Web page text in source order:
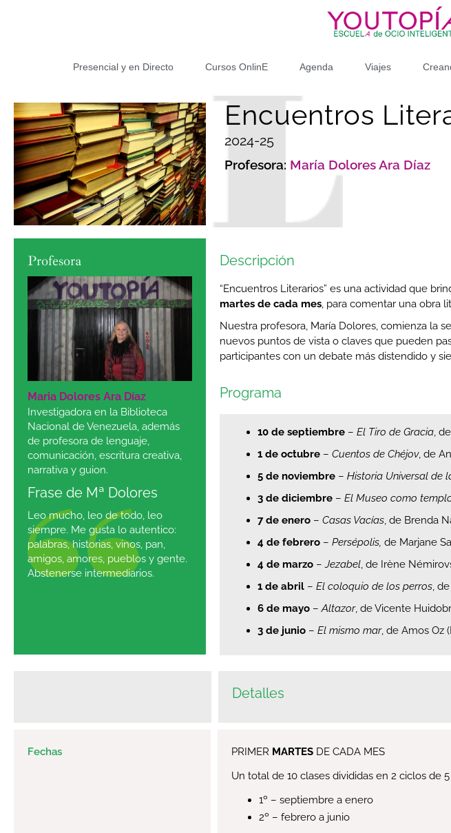
Presencial y en Directo Cursos OnlinE Agenda Viajes
Encuentros
2024-25
Profesora: María Dolores Ara Díaz
Profesora
Maria Dolores Ara Díaz
Investigadora en la Biblioteca
Nacional de Venezuela, además
de profesora de lenguaje,
comunicación, escritura creativa,
narrativa y guion.
Frase de Mª Dolores
Leo mucho, leo de todo, leo
siempre. Me gusta lo autentico:
palabras, historias, vinos, pan,
amigos, amores, pueblos y gente.
Abstenerse intermediarios.
Descripción
“Encuentros Literarios” es una actividad que
martes de cada mes, para comentar una obra
Nuestra profesora, María Dolores, comienza la
nuevos puntos de vista o claves que pueden
participantes con un debate más distendido y
Programa
10 de septiembre –El Tiro de Gracia,
1 de octubre –Cuentos de Chéjov, de
5 de noviembre –Historia Universal de
3 de diciembre –El Museo como
7 de enero –Casas Vacías, de Brenda
4 de febrero –Persépolis,de Marjane
4 de marzo –Jezabel, de Irène
1 de abril –El coloquio de los perros,
6 de mayo –Altazor, de Vicente
3 de junio –El mismo mar, de Amos Oz
Detalles
Fechas PRIMER MARTES DE CADA MES
Un total de 10 clases divididas en 2 ciclos de
1º – septiembre a enero
2º – febrero a junio